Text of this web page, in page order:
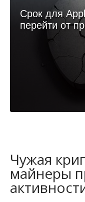
Срок для
перейти от
Чужая
майнеры